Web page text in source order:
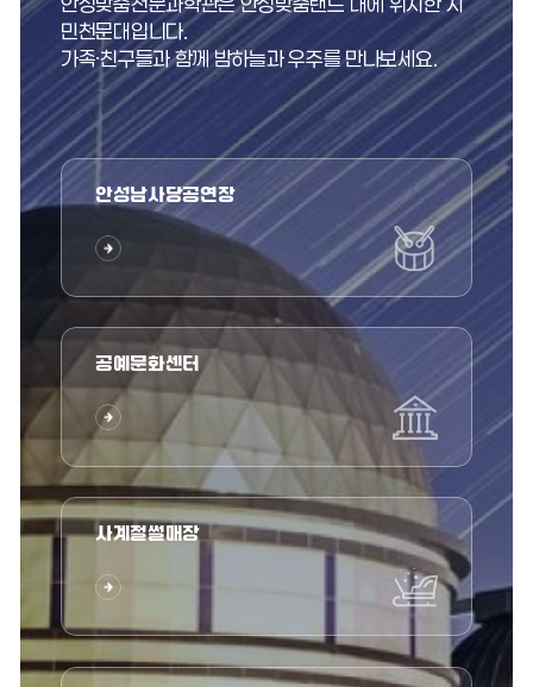
민천문대입니다.
가족·친구들과 함께 밤하늘과 우주를 만나보세요.
안성남사당공연장
공예문화센터
사계절썰매장